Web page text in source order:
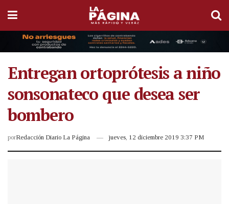
Entregan ortoprótesis a niño
sonsonateco que desea ser
bombero
porRedacción Diario La Página jueves, 12 diciembre 2019 3:37 PM